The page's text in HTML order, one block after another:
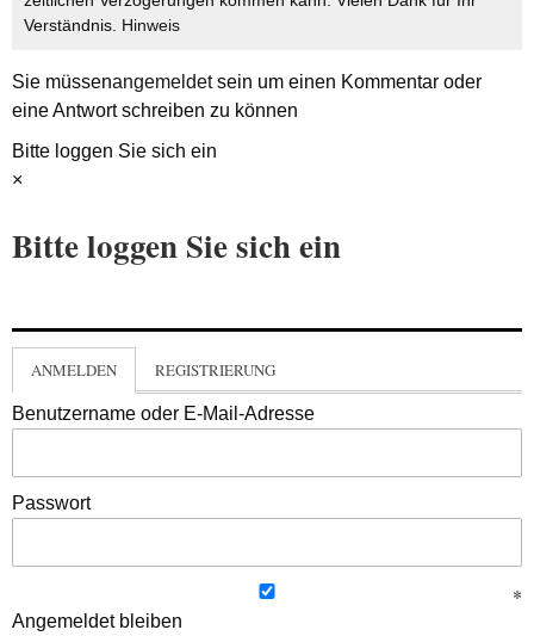
Verständnis. Hinweis
Sie müssenangemeldetsein um einen Kommentar oder
eine Antwort schreiben zu können
Bitte loggen Sie sich ein
×
Bitte loggen Sie sich ein
ANMELDEN REGISTRIERUNG
Benutzername oder E-Mail-Adresse
Passwort
Angemeldet bleiben